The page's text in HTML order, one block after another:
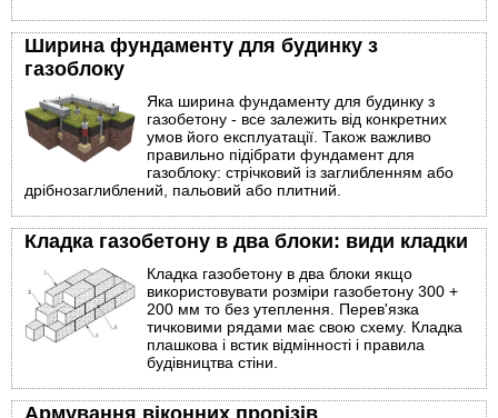
Ширина фундаменту для будинку з
газоблоку
Яка ширина фундаменту для будинку з
газобетону - все залежить від конкретних
умов його експлуатації. Також важливо
правильно підібрати фундамент для
газоблоку: стрічковий із заглибленням або
дрібнозаглиблений, пальовий або плитний.
Кладка газобетону в два блоки: види кладки
Кладка газобетону в два блоки якщо
використовувати розміри газобетону 300 +
200 мм то без утеплення. Перев'язка
тичковими рядами має свою схему. Кладка
плашкова і встик відмінності і правила
будівництва стіни.
Армування віконних прорізів